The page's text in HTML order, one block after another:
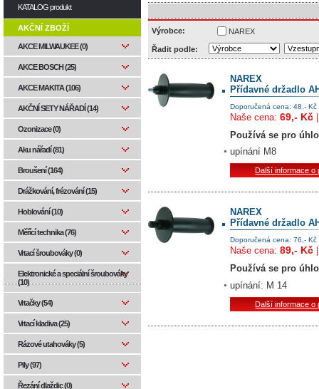
Výrobce: NAREX
Řadit podle:
NAREX
Přídavné držadlo
Doporučená cena: 48,- Kč
Naše cena: 69,- Kč
Používá se pro
upínání M8
Další informace o
NAREX
Přídavné držadlo
Doporučená cena: 76,- Kč
Naše cena: 89,- Kč
Používá se pro
upínání: M 14
Další informace o
KATALOG produkt
AKČNÍ ZBOŽÍ
AKCE MILWAUKEE (0)
AKCE BOSCH (25)
AKCE MAKITA (106)
AKČNÍ SETY NÁŘADÍ (14)
Ozonizace (0)
Aku nářadí (81)
Broušení (164)
Drážkování, frézování (15)
Hoblování (10)
Měřící technika (76)
Vrtací šroubováky (0)
Elektronické a speciální šroubováky
(10)
Vrtačky (54)
Vrtací kladiva (25)
Rázové utahováky (5)
Pily (97)
Řezání dlaždic (0)